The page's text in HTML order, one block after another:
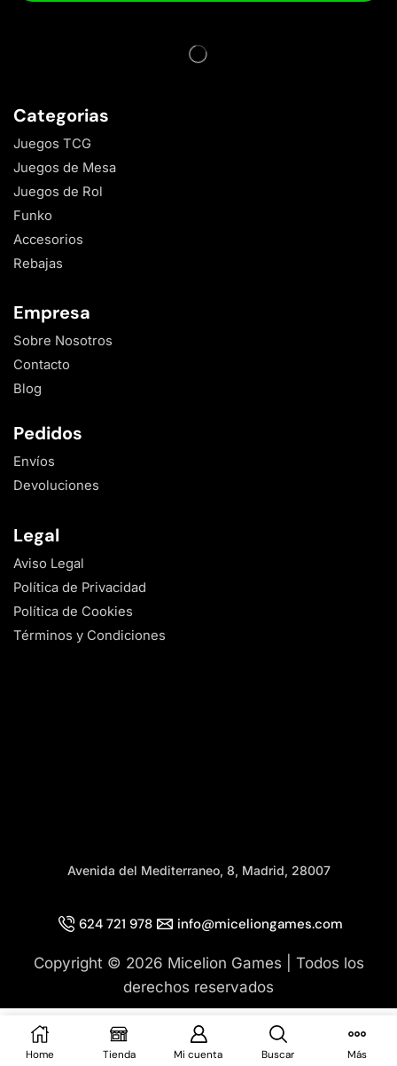
Añadir Al Carrito
Home Tienda Mi cuenta Buscar Más
Categorias
Juegos TCG
Juegos de Mesa
Juegos de Rol
Funko
Accesorios
Rebajas
Empresa
Sobre Nosotros
Contacto
Blog
Pedidos
Envíos
Devoluciones
Legal
Aviso Legal
Política de Privacidad
Política de Cookies
Términos y Condiciones
Avenida del Mediterraneo, 8, Madrid, 28007
Copyright © 2026 Micelion Games | Todos los
derechos reservados
624 721 978 info@miceliongames.com